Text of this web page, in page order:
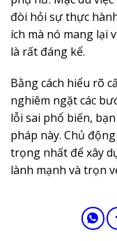
đòi hỏi sự thực
ích mà nó mang lại
là rất đáng kể.
Bằng cách hiểu rõ
nghiêm ngặt các
lỗi sai phổ biến,
pháp này. Chủ
trọng nhất để xây
lành mạnh và trọn